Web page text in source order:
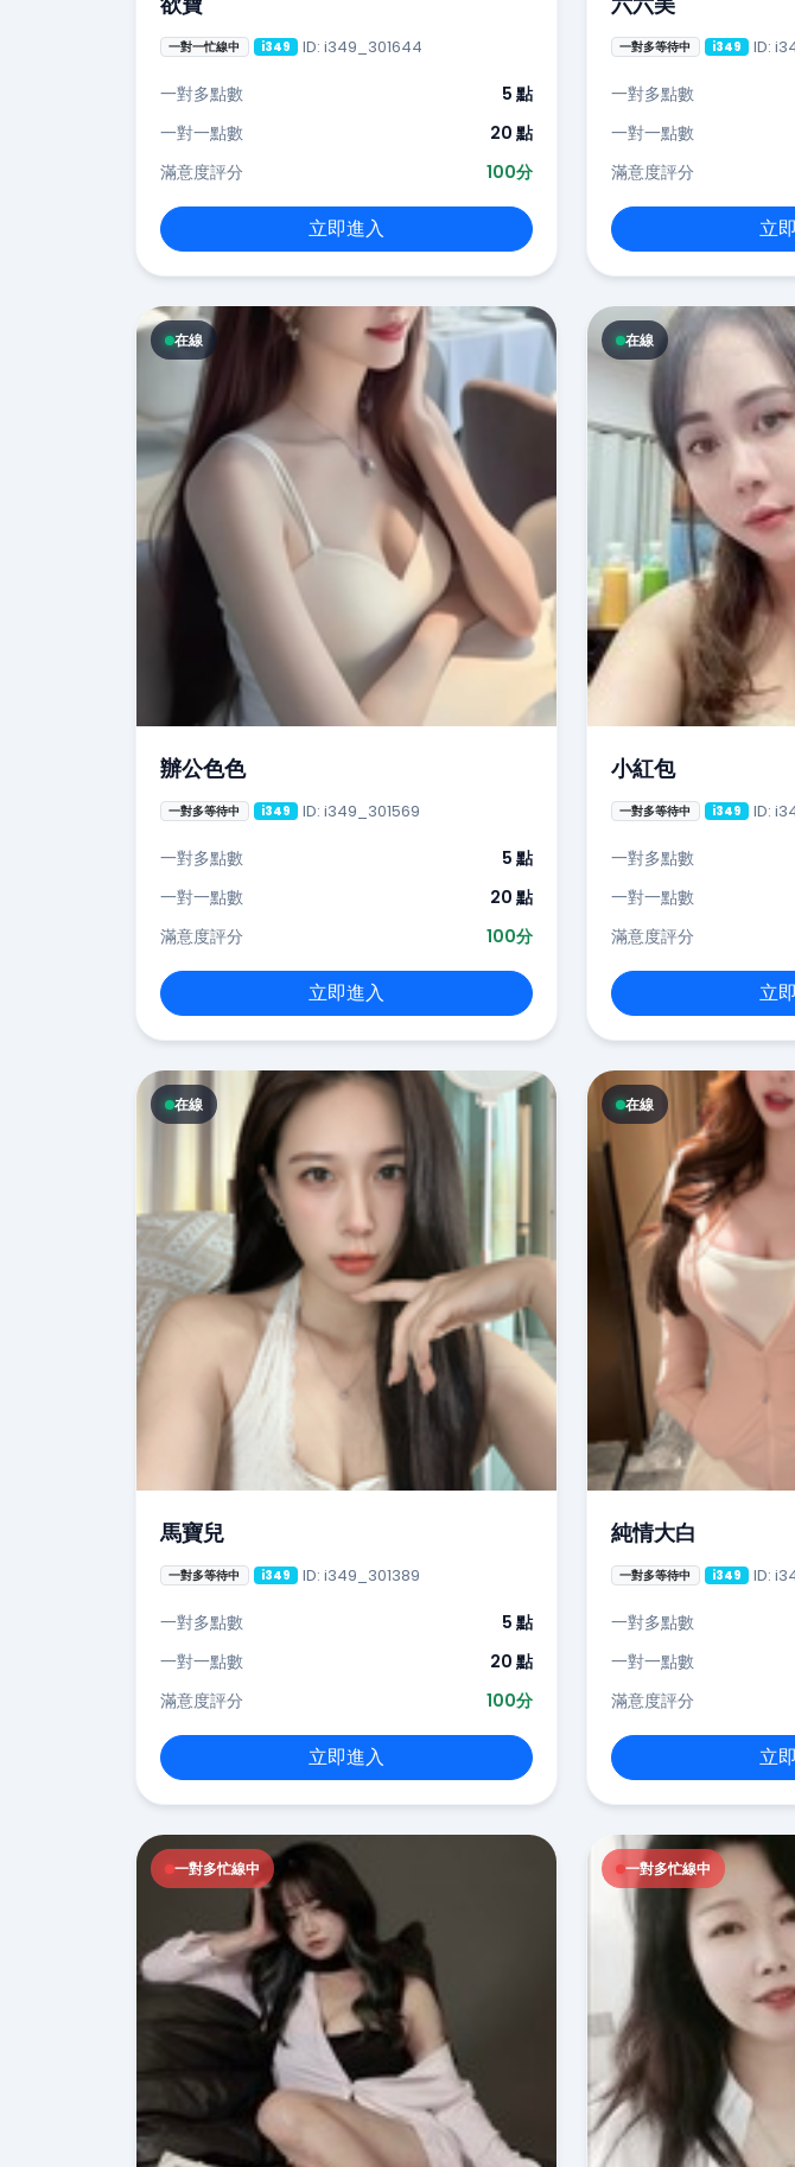
一對一忙線中 i349 ID: i349_301644
一對多點數
5 點
一對一點數
20 點
滿意度評分
100分
立即進入
一對多等待中 i349 ID:
一對多點數
一對一點數
滿意度評分
立
在線
辦公色色
一對多等待中 i349 ID: i349_301569
一對多點數
5 點
一對一點數
20 點
滿意度評分
100分
立即進入
在線
小紅包
一對多等待中 i349 ID:
一對多點數
一對一點數
滿意度評分
立
在線
馬寶兒
一對多等待中 i349 ID: i349_301389
一對多點數
5 點
一對一點數
20 點
滿意度評分
100分
立即進入
在線
純情大白
一對多等待中 i349 ID:
一對多點數
一對一點數
滿意度評分
立
一對多忙線中 一對多忙線中